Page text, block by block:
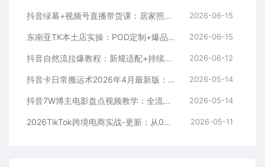
抖音绿幕+视频号直播带货课：居家照着稿子念起号，手机电脑双场景搭建全流程 2026-06-15
东南亚TK本土店实操：POD定制+爆品截流+暴力冷启动，0粉也能开橱窗带货 2026-06-15
抖音自然流拉爆教程：新规适配+持续更新，话术+投放+起号一站式实战教学（更新26年5月11） 2026-06-12
抖音卡日常搬运术2026年4月最新版：影视账号爆款涨粉玩法，外面售价5000元核心 2026-05-14
抖音7W博主电影盘点视频教学：全流程剪辑制作+收益开通+商单收徒，零基础快速变现 2026-05-14
2026TikTok跨境电商实战-更新：从0到1跑通注册选品上架，出单发货回款全流程手把手教学 2026-05-11